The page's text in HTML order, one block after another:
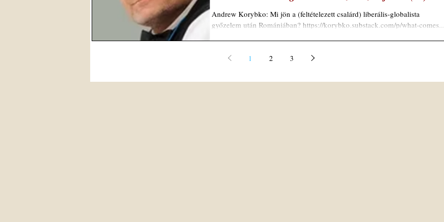
Andrew Korybko: Mi jön a (feltételezett csalárd) liberális-globalista
győzelem után Romániában? https://korybko.substack.com/p/what-
1 2 3